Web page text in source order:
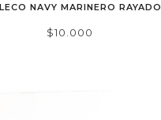
NAVY MARINERO RAYADO
$10.000